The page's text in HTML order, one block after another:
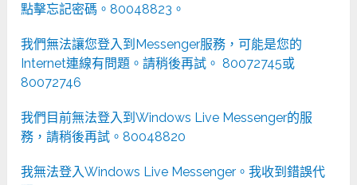
點擊忘記密碼。80048823。
我們無法讓您登入到Messenger服務，可能是您的
Internet連線有問題。請稍後再試。 80072745或
80072746
我們目前無法登入到Windows Live Messenger的服
務，請稍後再試。80048820
我無法登入Windows Live Messenger。我收到錯誤代